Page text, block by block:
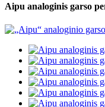
Aipu analoginis garso